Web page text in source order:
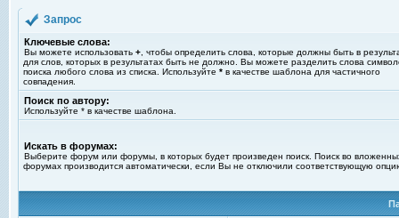
Запрос
Ключевые слова:
Вы можете использовать + , чтобы определить слова, которые должны быть в
для слов, которых в результатах быть не должно. Вы можете разделить слова
поиска любого слова из списка. Используйте * в качестве шаблона для частичного
совпадения.
Поиск по автору:
Используйте * в качестве шаблона.
Искать в форумах:
Выберите форум или форумы, в которых будет произведен поиск. Поиск во
форумах производится автоматически, если Вы не отключили соответствующую